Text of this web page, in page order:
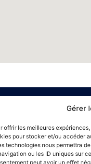
Gérer
offrir les meilleures
pour stocker et/ou accéder
technologies nous permettra
ou les ID uniques sur
peut avoir un effet
14h00 à 16h00